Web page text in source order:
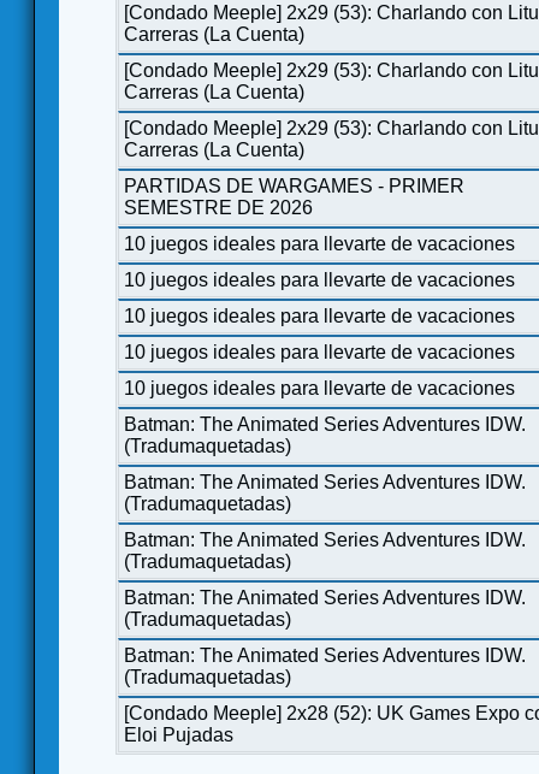
[Condado Meeple] 2x29 (53): Charlando con
Carreras (La Cuenta)
[Condado Meeple] 2x29 (53): Charlando con
Carreras (La Cuenta)
[Condado Meeple] 2x29 (53): Charlando con
Carreras (La Cuenta)
PARTIDAS DE WARGAMES - PRIMER
SEMESTRE DE 2026
10 juegos ideales para llevarte de vacaciones
10 juegos ideales para llevarte de vacaciones
10 juegos ideales para llevarte de vacaciones
10 juegos ideales para llevarte de vacaciones
10 juegos ideales para llevarte de vacaciones
Batman: The Animated Series Adventures IDW.
(Tradumaquetadas)
Batman: The Animated Series Adventures IDW.
(Tradumaquetadas)
Batman: The Animated Series Adventures IDW.
(Tradumaquetadas)
Batman: The Animated Series Adventures IDW.
(Tradumaquetadas)
Batman: The Animated Series Adventures IDW.
(Tradumaquetadas)
[Condado Meeple] 2x28 (52): UK Games Expo
Eloi Pujadas